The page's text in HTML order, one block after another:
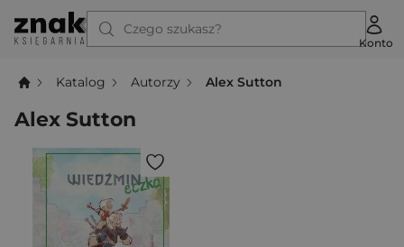
Czego szukasz?
Konto
Katalog Autorzy Alex Sutton
Alex Sutton